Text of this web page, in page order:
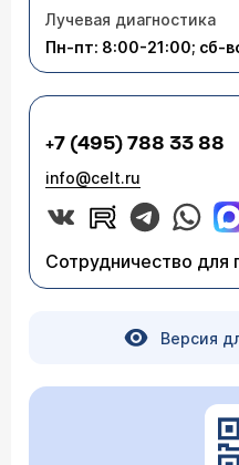
Лучевая диагностика
Пн-пт: 8:00-21:00; сб-
+7 (495) 788 33 88
info@celt.ru
Сотрудничество для
Версия